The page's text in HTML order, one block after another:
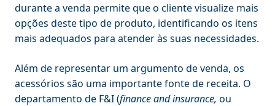
durante a venda permite que o cliente visualize mais
opções deste tipo de produto, identificando os itens
mais adequados para atender às suas necessidades.
Além de representar um argumento de venda, os
acessórios são uma importante fonte de receita. O
departamento de F&I (finance and insurance, ou